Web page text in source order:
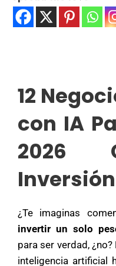
12
con IA
2026
Inversión
¿Te imaginas
invertir un solo
para ser verdad,
inteligencia artificial